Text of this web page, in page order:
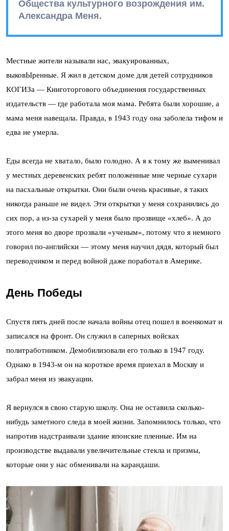
Общества культурного возрождения им.
Александра Меня.
Местные жители называли нас, эвакуированных,
выковЫренные. Я жил в детском доме для детей сотрудников
КОГИЗа — Книготоргового объединения государственных
издательств — где работала моя мама. Ребята были хорошие, а
мама меня навещала. Правда, в 1943 году она заболела тифом и
едва не умерла.
Еды всегда не хватало, было голодно. А я к тому же выменивал
у местных деревенских ребят положенные мне черные сухари
на пасхальные открытки. Они были очень красивые, я таких
никогда раньше не видел. Эти открытки у меня сохранились до
сих пор, а из-за сухарей у меня было прозвище «хлеб». А до
этого меня во дворе прозвали «ученым», потому что я немного
говорил по-английски — этому меня научил дядя, который был
переводчиком и перед войной даже поработал в Америке.
День Победы
Спустя пять дней после начала войны отец пошел в военкомат и
записался на фронт. Он служил в саперных войсках
политработником. Демобилизовали его только в 1947 году.
Однако в 1943-м он на короткое время приехал в Москву и
забрал меня из эвакуации.
Я вернулся в свою старую школу. Она не оставила сколько-
нибудь заметного следа в моей жизни. Запомнилось только, что
напротив надстраивали здание японские пленные. Им на
производстве выдавали увеличительные стекла и призмы,
которые они у нас обменивали на карандаши.